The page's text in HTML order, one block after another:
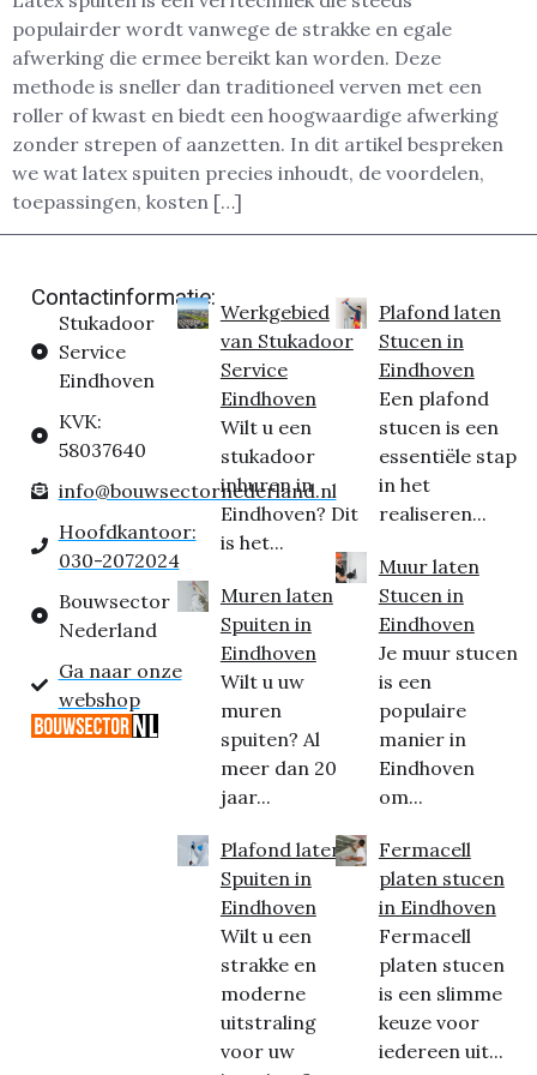
populairder wordt vanwege de strakke en egale
afwerking die ermee bereikt kan worden. Deze
methode is sneller dan traditioneel verven met een
roller of kwast en biedt een hoogwaardige afwerking
zonder strepen of aanzetten. In dit artikel bespreken
we wat latex spuiten precies inhoudt, de voordelen,
toepassingen, kosten […]
Contactinformatie:
Stukadoor
Service
Eindhoven
KVK:
58037640
info@bouwsectornederland.nl
Hoofdkantoor:
030-2072024
Bouwsector
Nederland
Ga naar onze
webshop
Werkgebied
van Stukadoor
Service
Eindhoven
Wilt u een
stukadoor
inhuren in
Eindhoven? Dit
is het...
Muren laten
Spuiten in
Eindhoven
Wilt u uw
muren
spuiten? Al
meer dan 20
jaar...
Plafond laten
Spuiten in
Eindhoven
Wilt u een
strakke en
moderne
uitstraling
voor uw
Plafond laten
Stucen in
Eindhoven
Een plafond
stucen is een
essentiële stap
in het
realiseren...
Muur laten
Stucen in
Eindhoven
Je muur stucen
is een
populaire
manier in
Eindhoven
om...
Fermacell
platen stucen
in Eindhoven
Fermacell
platen stucen
is een slimme
keuze voor
iedereen uit...